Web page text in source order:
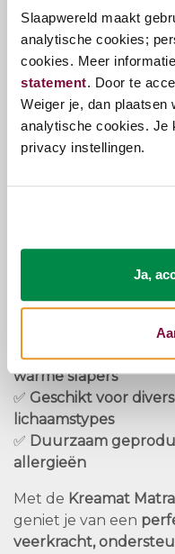
Slaapwereld maakt
analytische cookies;
cookies. Meer
statement. Door te
Weiger je, dan plaatsen
analytische cookies. Je
privacy instellingen.
Ja,
✔Geschikt voor
Door de combinatie
koudschuim is de
rug-, zij- als buikslapers
✔Verkrijgbaar in
stevigheden
Kies uit verschillende
Waarom kiezen voor
Zweedse
✅Soja koudschuim
uitgebalanceerd
✅Goede ventilatie
warme slapers
✅ Geschikt voor
lichaamstypes
✅ Duurzaam
allergieën
Met de Kreamat
geniet je van een
veerkracht,